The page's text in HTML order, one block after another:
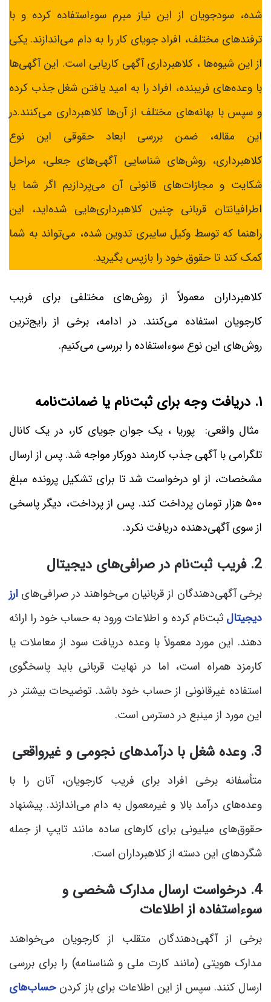
شده، سودجویان از این نیاز مبرم سوءاستفاده کرده و با
ترفندهای مختلف، افراد جویای کار را به دام می‌اندازند. یکی
از این شیوه‌ها ، کلاهبرداری آگهی‌ کاریابی است. این آگهی‌ها
با وعده‌های فریبنده، افراد را به امید یافتن شغل جذب کرده
و سپس با بهانه‌های مختلف از آن‌ها کلاهبرداری می‌کنند.در
این مقاله، ضمن بررسی ابعاد حقوقی این نوع
کلاهبرداری، روش‌های شناسایی آگهی‌های جعلی، مراحل
شکایت و مجازات‌های قانونی آن می‌پردازیم اگر شما یا
اطرافیانتان قربانی چنین کلاهبرداری‌هایی شده‌اید، این
راهنما که توسط وکیل سایبری تدوین شده، می‌تواند به شما
کمک کند تا حقوق خود را بازپس بگیرید.
کلاهبرداران معمولاً از روش‌های مختلفی برای فریب
کارجویان استفاده می‌کنند. در ادامه، برخی از رایج‌ترین
روش‌های این نوع سوءاستفاده را بررسی می‌کنیم.
۱. دریافت وجه برای ثبت‌نام یا ضمانت‌نامه
مثال واقعی: پوریا ، یک جوان جویای کار، در یک کانال
تلگرامی با آگهی جذب کارمند دورکار مواجه شد. پس از ارسال
مشخصات، از او درخواست شد تا برای تشکیل پرونده مبلغ
۵۰۰ هزار تومان پرداخت کند. پس از پرداخت، دیگر پاسخی
از سوی آگهی‌دهنده دریافت نکرد.
2. فریب ثبت‌نام در صرافی‌های دیجیتال
برخی آگهی‌دهندگان از قربانیان می‌خواهند در صرافی‌های ارز
دیجیتال ثبت‌نام کرده و اطلاعات ورود به حساب خود را ارائه
دهند. این مورد معمولاً با وعده دریافت سود از معاملات یا
کارمزد همراه است، اما در نهایت قربانی باید پاسخگوی
استفاده غیرقانونی از حساب خود باشد. توضیحات بیشتر در
این مورد از مينبع در دسترس است.
3. وعده شغل با درآمدهای نجومی و غیرواقعی
متأسفانه برخی افراد برای فریب کارجویان، آنان را با
وعده‌های درآمد بالا و غیرمعمول به دام می‌اندازند. پیشنهاد
حقوق‌های میلیونی برای کارهای ساده مانند تایپ از جمله
شگردهای این دسته از کلاهبرداران است.
4. درخواست ارسال مدارک شخصی و
سوءاستفاده از اطلاعات
برخی از آگهی‌دهندگان متقلب از کارجویان می‌خواهند
مدارک هویتی (مانند کارت ملی و شناسنامه) را برای بررسی
ارسال کنند. سپس از این اطلاعات برای باز کردنحساب‌های